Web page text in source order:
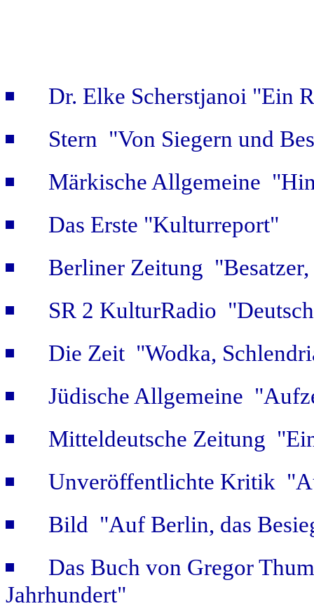
Dr. Elke Scherstjanoi "Ein
Stern "Von Siegern und
Märkische Allgemeine
Das Erste "Kulturreport"
Berliner Zeitung
SR 2 KulturRadio
Die Zeit "Wodka,
Jüdische Allgemeine
Mitteldeutsche Zeitung
Unveröffentlichte Kritik
Bild "Auf Berlin, das
Das Buch von Gregor
Jahrhundert"